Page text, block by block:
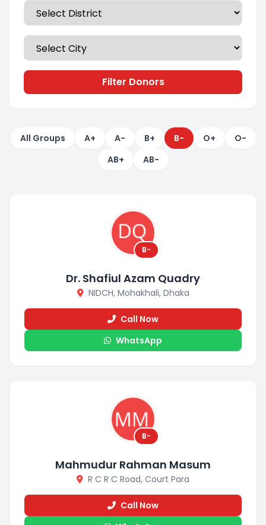
Filter Donors
All Groups A+ A- B+ B- O+
O-
AB+
AB-
B-
Dr. Shafiul Azam Quadry
NIDCH, Mohakhali, Dhaka
Call Now
WhatsApp
B-
Mahmudur Rahman Masum
R C R C Road, Court Para
Call Now